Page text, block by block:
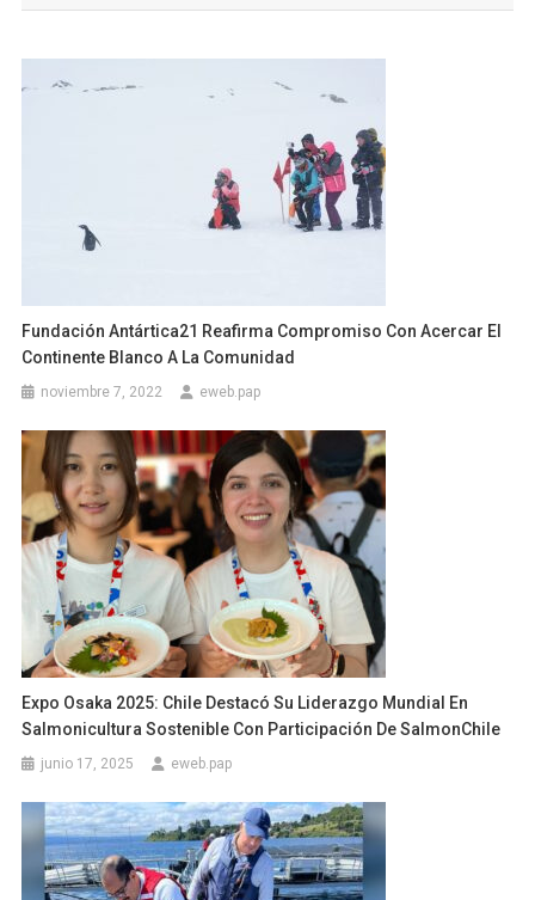
Fundación Antártica21 Reafirma Compromiso Con Acercar El
Continente Blanco A La Comunidad
noviembre 7, 2022 eweb.pap
Expo Osaka 2025: Chile Destacó Su Liderazgo Mundial En
Salmonicultura Sostenible Con Participación De SalmonChile
junio 17, 2025 eweb.pap